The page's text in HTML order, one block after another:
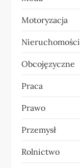
Motoryzacja
Nieruchomości
Obcojęzyczne
Praca
Prawo
Przemysł
Rolnictwo